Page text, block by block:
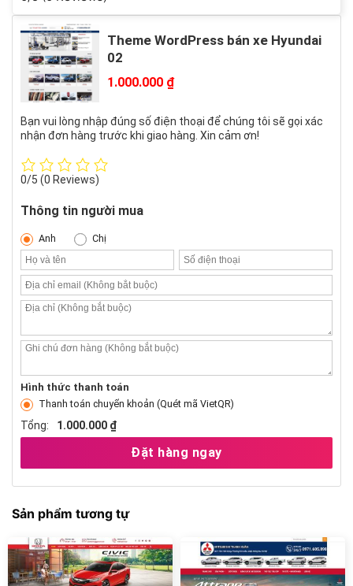
Theme WordPress bán xe Hyundai
02
1.000.000 ₫
Bạn vui lòng nhập đúng số điện thoại để chúng tôi sẽ gọi xác
nhận đơn hàng trước khi giao hàng. Xin cảm ơn!
0/5 (0 Reviews)
Thông tin người mua
Anh Chị
Hình thức thanh toán
Thanh toán chuyển khoản (Quét mã VietQR)
Tổng: 1.000.000 ₫
Đặt hàng ngay
Sản phẩm tương tự